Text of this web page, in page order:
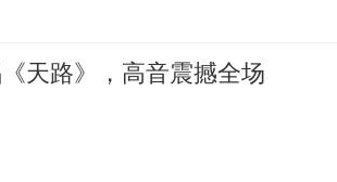
天路》，高音震撼全场